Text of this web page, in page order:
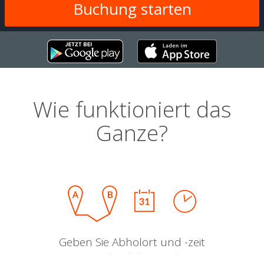
Wie funktioniert das
Ganze?
Geben Sie Abholort und -zeit